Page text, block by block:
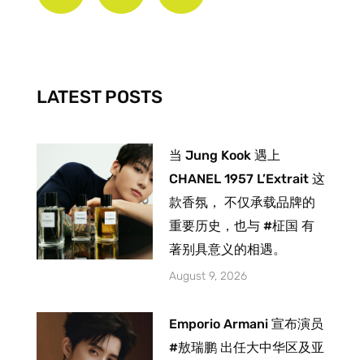
-
f
m
LATEST POSTS
当 Jung Kook 遇上
CHANEL 1957 L’Extrait 这
款香氛， 不仅承载品牌的
重要历史，也与 #柾国 有
著别具意义的相遇。
August 9, 2026
Emporio Armani 宣布演员
#敖瑞鹏 出任大中华区及亚